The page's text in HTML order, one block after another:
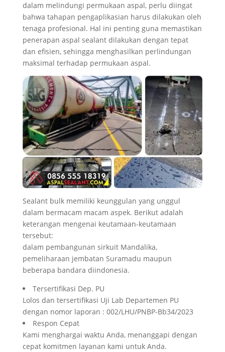
dalam melindungi permukaan aspal, perlu diingat
bahwa tahapan pengaplikasian harus dilakukan oleh
tenaga profesional. Hal ini penting guna memastikan
penerapan aspal sealant dilakukan dengan tepat
dan efisien, sehingga menghasilkan perlindungan
maksimal terhadap permukaan aspal.
Sealant bulk memiliki keunggulan yang unggul
dalam bermacam macam aspek. Berikut adalah
keterangan mengenai keutamaan-keutamaan
tersebut:
dalam pembangunan sirkuit Mandalika,
pemeliharaan jembatan Suramadu maupun
beberapa bandara diindonesia.
Tersertifikasi Dep. PU
Lolos dan tersertifikasi Uji Lab Departemen PU
dengan nomor laporan : 002/LHU/PNBP-Bb34/2023
Respon Cepat
Kami menghargai waktu Anda, menanggapi dengan
cepat komitmen layanan kami untuk Anda.